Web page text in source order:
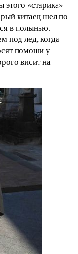
«старика»
китаец шел по
в полынью.
под лед, когда
помощи у
висит на